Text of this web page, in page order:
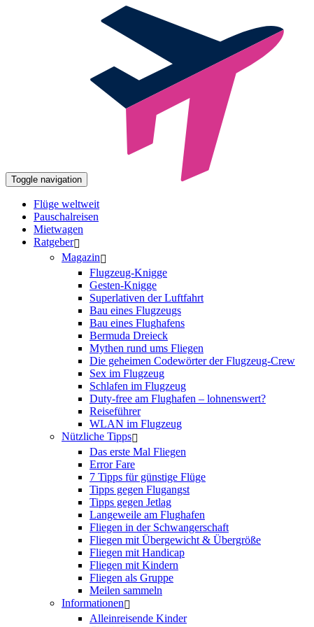
Toggle navigation
Flüge weltweit
Pauschalreisen
Mietwagen
Ratgeber
Magazin
Flugzeug-Knigge
Gesten-Knigge
Superlativen der Luftfahrt
Bau eines Flugzeugs
Bau eines Flughafens
Bermuda Dreieck
Mythen rund ums Fliegen
Die geheimen Codewörter der Flugzeug-Crew
Sex im Flugzeug
Schlafen im Flugzeug
Duty-free am Flughafen – lohnenswert?
Reiseführer
WLAN im Flugzeug
Nützliche Tipps
Das erste Mal Fliegen
Error Fare
7 Tipps für günstige Flüge
Tipps gegen Flugangst
Tipps gegen Jetlag
Langeweile am Flughafen
Fliegen in der Schwangerschaft
Fliegen mit Übergewicht & Übergröße
Fliegen mit Handicap
Fliegen mit Kindern
Fliegen als Gruppe
Meilen sammeln
Informationen
Alleinreisende Kinder